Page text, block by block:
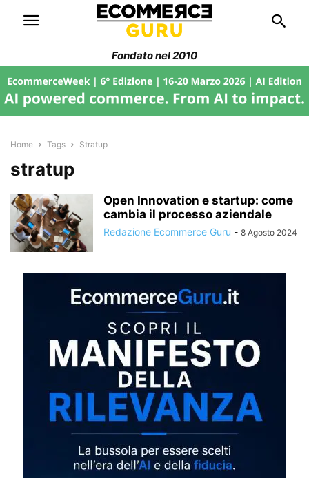
Fondato nel 2010
Home Tags Stratup
stratup
Open Innovation e startup: come
cambia il processo aziendale
Redazione Ecommerce Guru - 8 Agosto 2024